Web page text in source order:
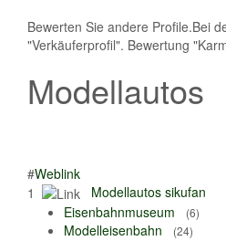
Bewerten Sie andere Profile.Bei
"Verkäuferprofil". Bewertung
Modellautos
#Weblink
1
Modellautos sikufan
Eisenbahnmuseum
(6)
Modelleisenbahn (24)